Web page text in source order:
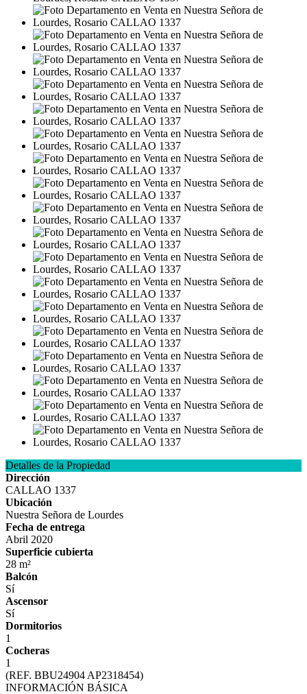
Detalles de la Propiedad
Dirección
CALLAO 1337
Ubicación
Nuestra Señora de Lourdes
Fecha de entrega
Abril 2020
Superficie cubierta
28 m²
Balcón
Sí
Ascensor
Sí
Dormitorios
1
Cocheras
1
(REF. BBU24904 AP2318454)
INFORMACIÓN BÁSICA